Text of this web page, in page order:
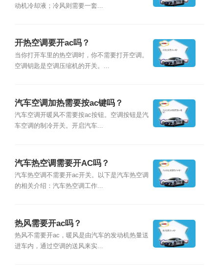
动机冷却液；冷风则需要一套...
开热空调要开ac吗？
当你打开车里的热空调时，你不需要打开空调。
空调钥匙是空调压缩机的开关。...
汽车空调加热需要按ac键吗？
汽车空调开暖风不需要按ac按钮。空调按钮是汽
车空调的制冷开关。开启汽车...
汽车热空调需要开AC吗？
汽车热空调不需要开ac开关。以下是汽车热空调
的相关介绍：汽车热空调工作...
热风需要开ac吗？
热风不需要开ac，暖风是由汽车的发动机热量送
进车内，通过空调的送风来实...